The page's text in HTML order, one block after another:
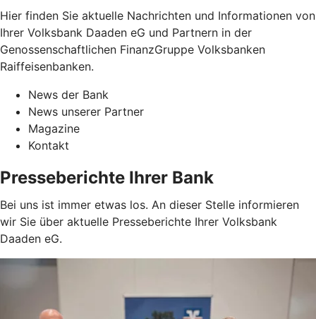
Hier finden Sie aktuelle Nachrichten und Informationen von
Ihrer Volksbank Daaden eG und Partnern in der
Genossenschaftlichen FinanzGruppe Volksbanken
Raiffeisenbanken.
News der Bank
News unserer Partner
Magazine
Kontakt
Presseberichte Ihrer Bank
Bei uns ist immer etwas los. An dieser Stelle informieren
wir Sie über aktuelle Presseberichte Ihrer Volksbank
Daaden eG.